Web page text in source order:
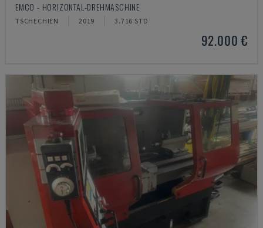
EMCO - HORIZONTAL-DREHMASCHINE
TSCHECHIEN 2019 3.716 STD
92.000 €